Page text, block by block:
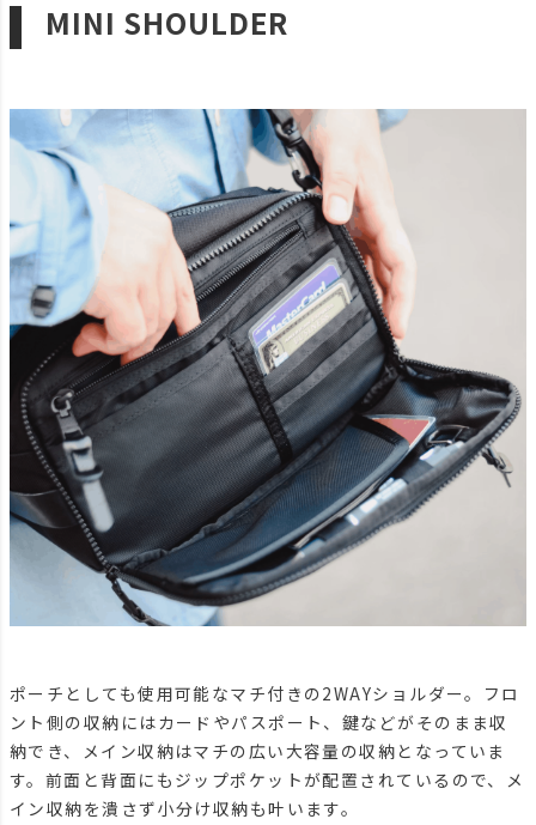
MINI SHOULDER
ポーチとしても使用可能なマチ付きの2WAYショルダー。フロ
ント側の収納にはカードやパスポート、鍵などがそのまま収
納でき、メイン収納はマチの広い大容量の収納となっていま
す。前面と背面にもジップポケットが配置されているので、メ
イン収納を潰さず小分け収納も叶います。